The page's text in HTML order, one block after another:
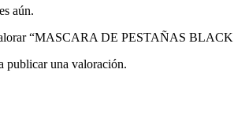
aún.
“MASCARA DE PESTAÑAS
publicar una valoración.